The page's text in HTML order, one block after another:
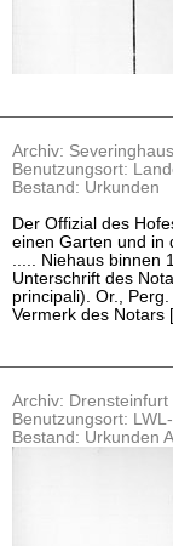
Archiv:
Benutzungsort:
Bestand: Urkunden
Der Offizial des
einen Garten und in
..... Niehaus
Unterschrift des
principali). Or.,
Vermerk des Notars
Archiv: Drensteinfurt
Benutzungsort:
Bestand: Urkunden A